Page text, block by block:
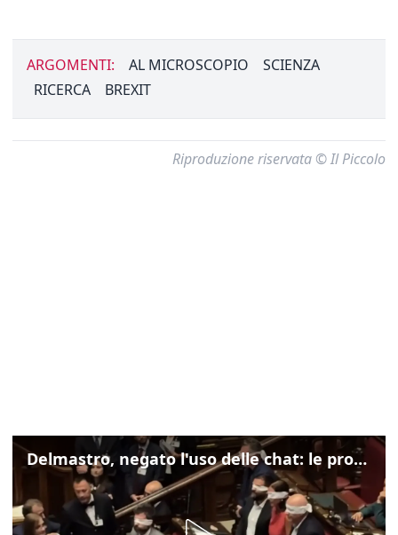
ARGOMENTI: AL MICROSCOPIO
SCIENZA
RICERCA
BREXIT
Riproduzione riservata © Il Piccolo
Delmastro, negato l'uso delle chat: le proteste di Avs e M5s